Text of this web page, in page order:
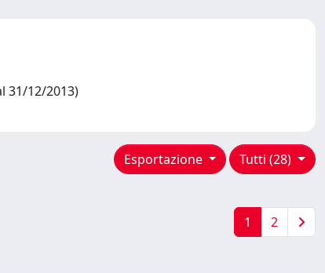
31/12/2013)
Tutti (28)
Esportazione
1 2